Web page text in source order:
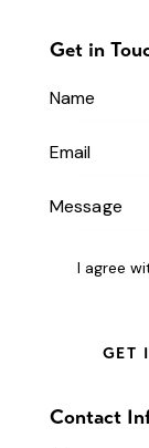
Get in
I agree
Contact